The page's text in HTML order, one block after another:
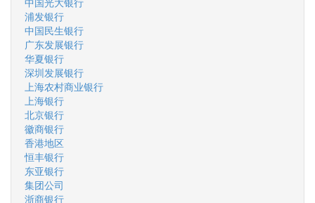
浦发银行
中国民生银行
广东发展银行
华夏银行
深圳发展银行
上海农村商业银行
上海银行
北京银行
徽商银行
香港地区
恒丰银行
东亚银行
集团公司
浙商银行